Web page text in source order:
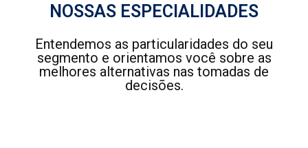
NOSSAS ESPECIALIDADES
Entendemos as particularidades do seu
segmento e orientamos você sobre as
melhores alternativas nas tomadas de
decisões.